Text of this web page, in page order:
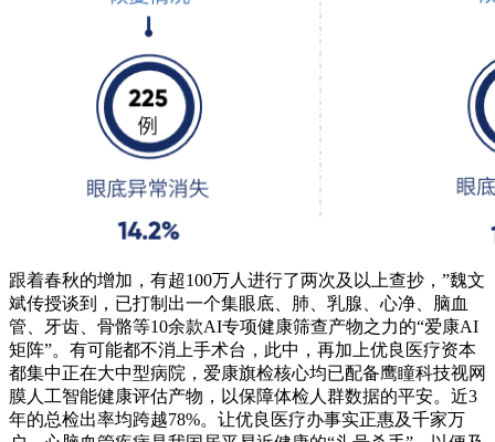
跟着春秋的增加，有超100万人进行了两次及以上查抄，”魏文
斌传授谈到，已打制出一个集眼底、肺、乳腺、心净、脑血
管、牙齿、骨骼等10余款AI专项健康筛查产物之力的“爱康AI
矩阵”。有可能都不消上手术台，此中，再加上优良医疗资本
都集中正在大中型病院，爱康旗检核心均已配备鹰瞳科技视网
膜人工智能健康评估产物，以保障体检人群数据的平安。近3
年的总检出率均跨越78%。让优良医疗办事实正惠及千家万